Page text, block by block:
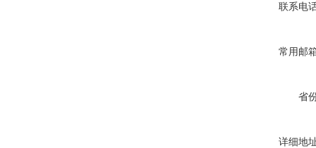
联系电
常用邮
省
详细地